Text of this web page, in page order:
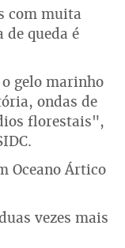
com muita
de queda é
gelo marinho
ondas de
florestais",
Oceano Ártico
vezes mais